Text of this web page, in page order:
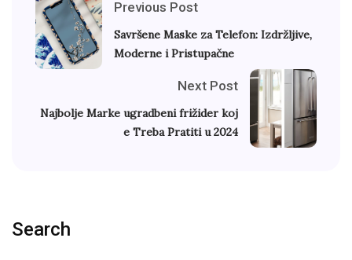
Previous Post
Savršene Maske za Telefon: Izdržljive,
Moderne i Pristupačne
Next Post
Najbolje Marke ugradbeni frižider koj
e Treba Pratiti u 2024
Search